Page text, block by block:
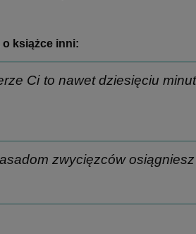
o książce inni:
Ci to nawet dziesięciu
zwycięzców